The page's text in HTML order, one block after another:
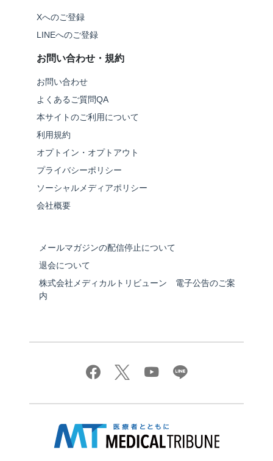
Xへのご登録
LINEへのご登録
お問い合わせ・規約
お問い合わせ
よくあるご質問QA
本サイトのご利用について
利用規約
オプトイン・オプトアウト
プライバシーポリシー
ソーシャルメディアポリシー
会社概要
メールマガジンの配信停止について
退会について
株式会社メディカルトリビューン 電子公告のご案
内